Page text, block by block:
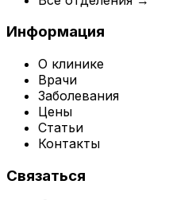
Информация
О клинике
Врачи
Заболевания
Цены
Статьи
Контакты
Связаться